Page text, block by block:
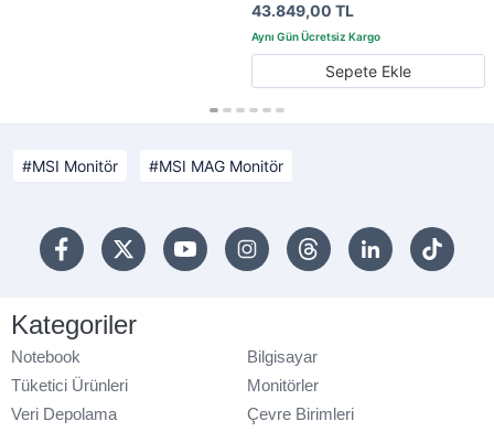
43.849,00 TL
Sepete Ekle
MSI Monitör MSI MAG Monitör
Kategoriler
Notebook
Bilgisayar
Tüketici Ürünleri
Monitörler
Veri Depolama
Çevre Birimleri